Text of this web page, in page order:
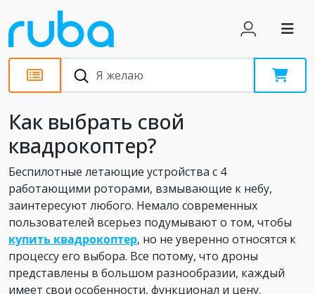
Обзоры
Как выбрать свой
квадрокоптер?
Беспилотные летающие устройства с 4
работающими роторами, взмывающие к небу,
заинтересуют любого. Немало современных
пользователей всерьез подумывают о том, чтобы
купить квадрокоптер, но не уверенно относятся к
процессу его выбора. Все потому, что дроны
представлены в большом разнообразии, каждый
имеет свои особенности, функционал и цену.